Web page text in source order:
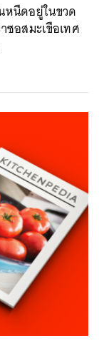
หนืดอยู่ในขวด
ซอสมะเขือเทศ